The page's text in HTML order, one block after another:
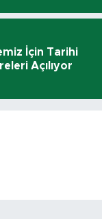
İçin Tarihi
Açılıyor